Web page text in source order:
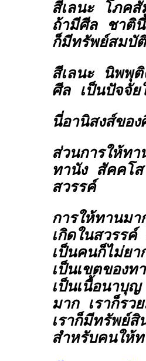
สีเลนะ โภคสั
ถ้ามีศีล ชาติ
ก็มีทรัพย์สมบั
สีเลนะ นิพพุ
ศีล เป็นปัจจัย
นี่อานิสงส์ขอ
ส่วนการให้ท
ทานัง สัคคโ
สวรรค์
การให้ทานม
เกิดในสวรร
เป็นคนก็ไม่ย
เป็นเขตของ
เป็นเนื้อนาบุ
มาก เราก็รว
เราก็มีทรัพย์
สำหรับคนให้